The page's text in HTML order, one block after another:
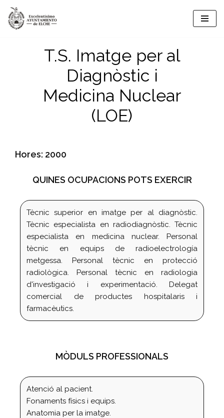
Vés
T.S. Imatge per al
Diagnòstic i
Medicina Nuclear
(LOE)
Hores: 2000
QUINES OCUPACIONS POTS EXERCIR
Tècnic superior en imatge per al diagnòstic.
Tècnic especialista en radiodiagnòstic. Tècnic
especialista en medicina nuclear. Personal
tècnic en equips de radioelectrología
metgessa. Personal tècnic en protecció
radiològica. Personal tècnic en radiologia
d'investigació i experimentació. Delegat
comercial de productes hospitalaris i
farmacèutics.
MÒDULS PROFESSIONALS
Atenció al pacient.
Fonaments físics i equips.
Anatomia per la imatge.